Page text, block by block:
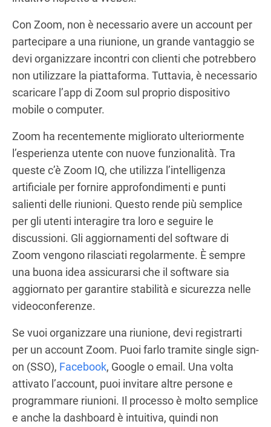
Con Zoom, non è necessario avere un account per
partecipare a una riunione, un grande vantaggio se
devi organizzare incontri con clienti che potrebbero
non utilizzare la piattaforma. Tuttavia, è necessario
scaricare l’app di Zoom sul proprio dispositivo
mobile o computer.
Zoom ha recentemente migliorato ulteriormente
l’esperienza utente con nuove funzionalità. Tra
queste c’è Zoom IQ, che utilizza l’intelligenza
artificiale per fornire approfondimenti e punti
salienti delle riunioni. Questo rende più semplice
per gli utenti interagire tra loro e seguire le
discussioni. Gli aggiornamenti del software di
Zoom vengono rilasciati regolarmente. È sempre
una buona idea assicurarsi che il software sia
aggiornato per garantire stabilità e sicurezza nelle
videoconferenze.
Se vuoi organizzare una riunione, devi registrarti
per un account Zoom. Puoi farlo tramite single sign-
on (SSO), Facebook, Google o email. Una volta
attivato l’account, puoi invitare altre persone e
programmare riunioni. Il processo è molto semplice
e anche la dashboard è intuitiva, quindi non